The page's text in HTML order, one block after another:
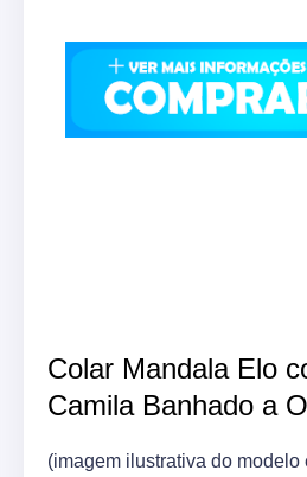
Colar Mandala Elo
Camila Banhado a
(imagem ilustrativa do modelo